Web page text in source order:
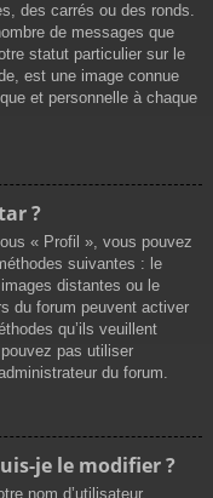
des carrés ou des ronds.
de messages que
statut particulier sur le
est une image connue
et personnelle à chaque
?
« Profil », vous pouvez
suivantes : le
distantes ou le
du forum peuvent activer
qu’ils veuillent
pas utiliser
du forum.
je le modifier ?
nom d’utilisateur,